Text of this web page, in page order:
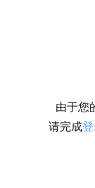
由于您
请完成